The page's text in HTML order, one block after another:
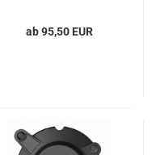
ab 95,50 EUR